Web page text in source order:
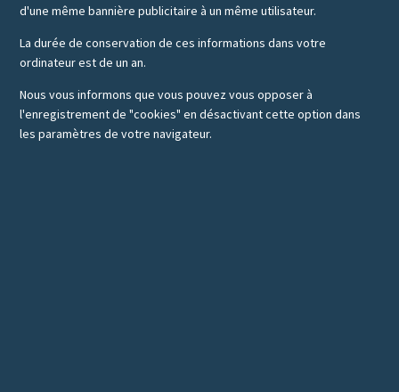
d'une même bannière publicitaire à un même utilisateur.
La durée de conservation de ces informations dans votre
ordinateur est de un an.
Nous vous informons que vous pouvez vous opposer à
l'enregistrement de "cookies" en désactivant cette option dans
les paramètres de votre navigateur.